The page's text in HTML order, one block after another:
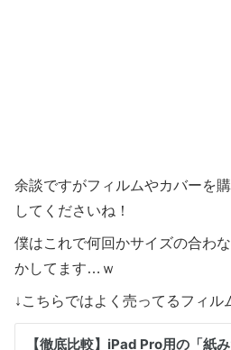
余談ですがフィルムやカバーを
してくださいね！
僕はこれで何回かサイズの合わ
かしてます…ｗ
↓こちらではよく売ってるフィル